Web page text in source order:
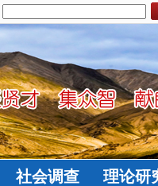
社会调查 理论研